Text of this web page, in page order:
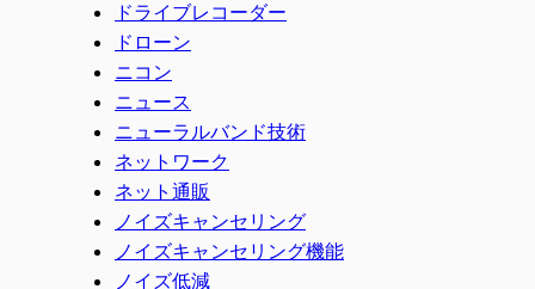
ドライブレコーダー
ドローン
ニコン
ニュース
ニューラルバンド技術
ネットワーク
ネット通販
ノイズキャンセリング
ノイズキャンセリング機能
ノイズ低減